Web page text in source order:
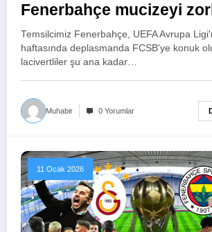
Fenerbahçe mucizeyi
Temsilcimiz Fenerbahçe, UEFA Avrupa
haftasında deplasmanda FCSB'ye konuk
lacivertliler şu ana kadar…
Muhabir 0 Yorumlar
11 Ocak 2026